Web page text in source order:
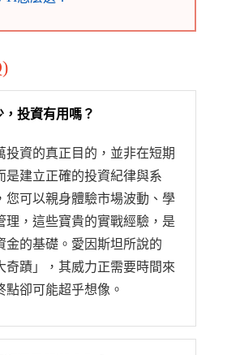
投資有用嗎？
投資的真正目的，並非在短期
是建立正確的投資紀律與系
您可以親身體驗市場波動、學
理，這些寶貴的實戰經驗，是
金的基礎。愛因斯坦所說的
奇蹟」，其威力正需要時間來
點卻可能超乎想像。